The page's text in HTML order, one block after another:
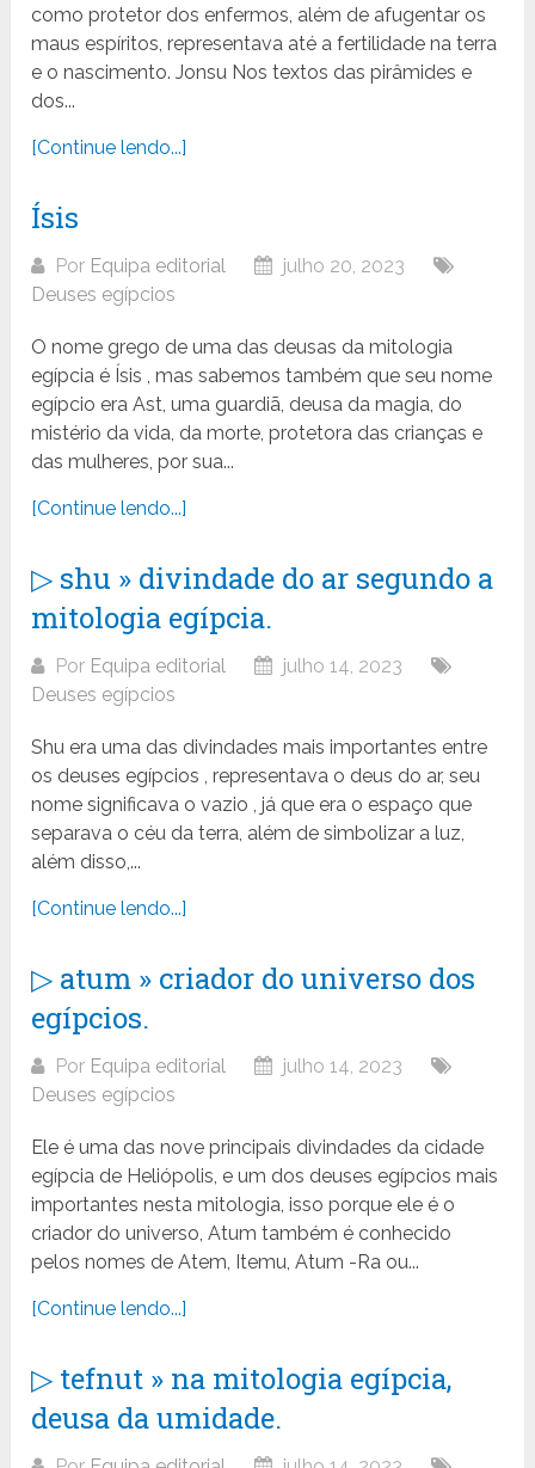
como protetor dos enfermos, além de afugentar os
maus espíritos, representava até a fertilidade na terra
e o nascimento. Jonsu Nos textos das pirâmides e
dos...
[Continue lendo...]
Ísis
Por Equipa editorial
julho 20, 2023
Deuses egípcios
O nome grego de uma das deusas da mitologia
egípcia é Ísis , mas sabemos também que seu nome
egípcio era Ast, uma guardiã, deusa da magia, do
mistério da vida, da morte, protetora das crianças e
das mulheres, por sua...
[Continue lendo...]
▷ shu » divindade do ar segundo a
mitologia egípcia.
Por Equipa editorial
julho 14, 2023
Deuses egípcios
Shu era uma das divindades mais importantes entre
os deuses egípcios , representava o deus do ar, seu
nome significava o vazio , já que era o espaço que
separava o céu da terra, além de simbolizar a luz,
além disso,...
[Continue lendo...]
▷ atum » criador do universo dos
egípcios.
Por Equipa editorial
julho 14, 2023
Deuses egípcios
Ele é uma das nove principais divindades da cidade
egípcia de Heliópolis, e um dos deuses egípcios mais
importantes nesta mitologia, isso porque ele é o
criador do universo, Atum também é conhecido
pelos nomes de Atem, Itemu, Atum -Ra ou...
[Continue lendo...]
▷ tefnut » na mitologia egípcia,
deusa da umidade.